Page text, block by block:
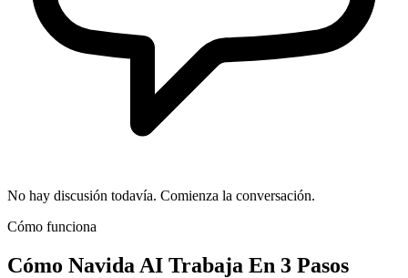
No hay discusión todavía. Comienza la conversación.
Cómo funciona
Cómo Navida AI Trabaja En 3 Pasos